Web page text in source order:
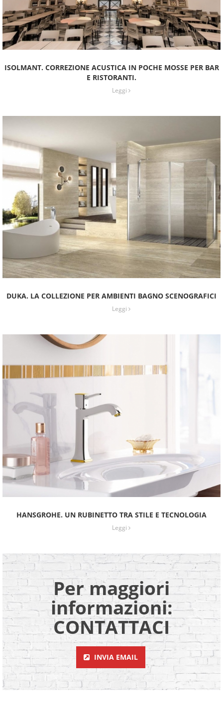
ISOLMANT. CORREZIONE ACUSTICA IN POCHE MOSSE PER BAR
E RISTORANTI.
Leggi
DUKA. LA COLLEZIONE PER AMBIENTI BAGNO SCENOGRAFICI
Leggi
HANSGROHE. UN RUBINETTO TRA STILE E TECNOLOGIA
Leggi
Per maggiori
informazioni:
CONTATTACI
INVIA EMAIL